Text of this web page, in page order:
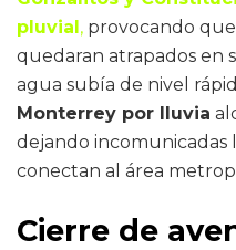
pluvial, provocando
quedaran atrapados en
agua subía de nivel
Monterrey por lluvia
dejando incomunicadas
conectan al área
Cierre de